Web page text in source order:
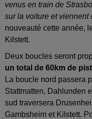
venus en train de
sur la voiture et viennent
nouveauté cette année,
Kilstett.
Deux boucles seront
un total de 60km de
La boucle nord passera
Stattmatten, Dahlunden
sud traversera
Gambsheim et Kilstett.